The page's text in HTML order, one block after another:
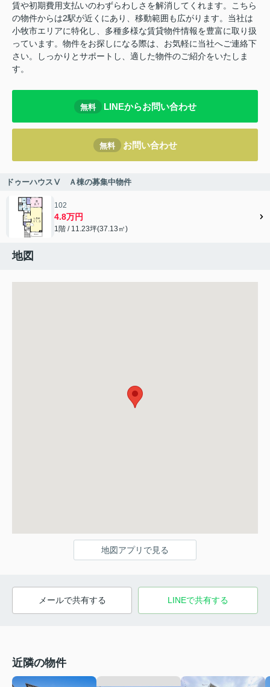
賃や初期費用支払いのわずらわしさを解消してくれます。こちら
の物件からは2駅が近くにあり、移動範囲も広がります。当社は
小牧市エリアに特化し、多種多様な賃貸物件情報を豊富に取り扱
っています。物件をお探しになる際は、お気軽に当社へご連絡下
さい。しっかりとサポートし、適した物件のご紹介をいたしま
す。
無料 LINEからお問い合わせ
無料 お問い合わせ
ドゥーハウスⅤ Ａ棟の募集中物件
102
4.8万円
1階 / 11.23坪(37.13㎡)
地図
地図アプリで見る
メールで共有する LINEで共有する
近隣の物件